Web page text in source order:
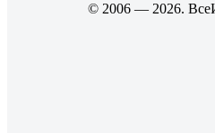
© 2006 — 2026.